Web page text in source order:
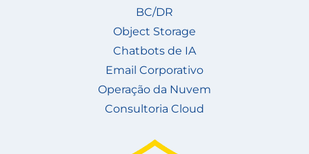
BC/DR
Object Storage
Chatbots de IA
Email Corporativo
Operação da Nuvem
Consultoria Cloud